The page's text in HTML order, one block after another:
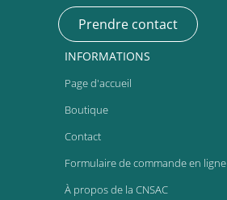
Prendre contact
INFORMATIONS
Page d'accueil
Boutique
Contact
Formulaire de commande en ligne
À propos de la CNSAC